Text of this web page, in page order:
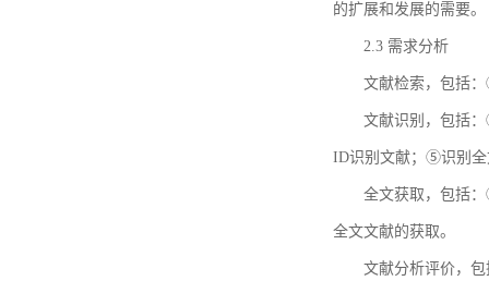
的扩展和发展的需要。
2.3 需求分析
文献检索，包括
文献识别，包括
ID识别文献；⑤识别全
全文获取，包括
全文文献的获取。
文献分析评价，